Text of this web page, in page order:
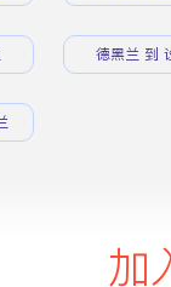
德黑兰 到
加